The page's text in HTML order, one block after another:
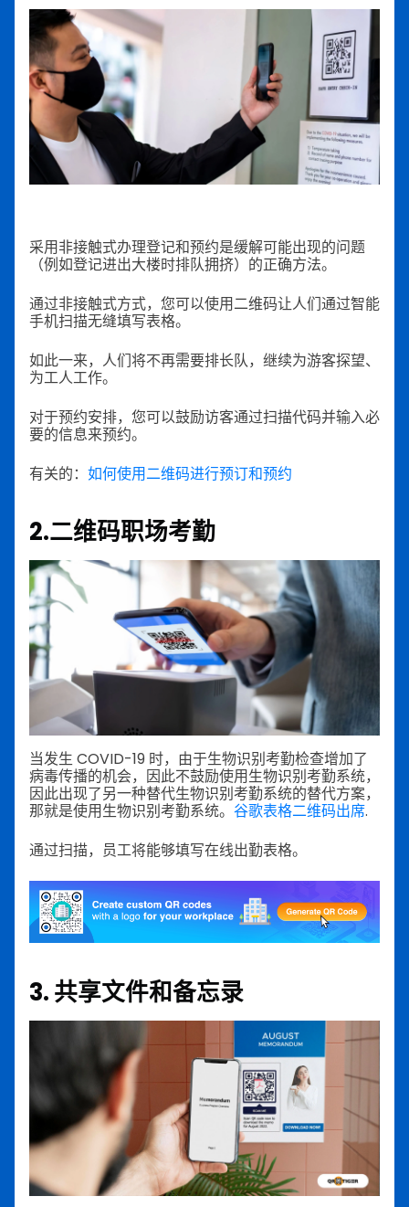
采用非接触式办理登记和预约是缓解可能出现的问题
（例如登记进出大楼时排队拥挤）的正确方法。
通过非接触式方式，您可以使用二维码让人们通过智能
手机扫描无缝填写表格。
如此一来，人们将不再需要排长队，继续为游客探望、
为工人工作。
对于预约安排，您可以鼓励访客通过扫描代码并输入必
要的信息来预约。
有关的： 如何使用二维码进行预订和预约
2.二维码职场考勤
当发生 COVID-19 时，由于生物识别考勤检查增加了
病毒传播的机会，因此不鼓励使用生物识别考勤系统，
因此出现了另一种替代生物识别考勤系统的替代方案，
那就是使用生物识别考勤系统。 谷歌表格二维码出席.
通过扫描，员工将能够填写在线出勤表格。
3. 共享文件和备忘录